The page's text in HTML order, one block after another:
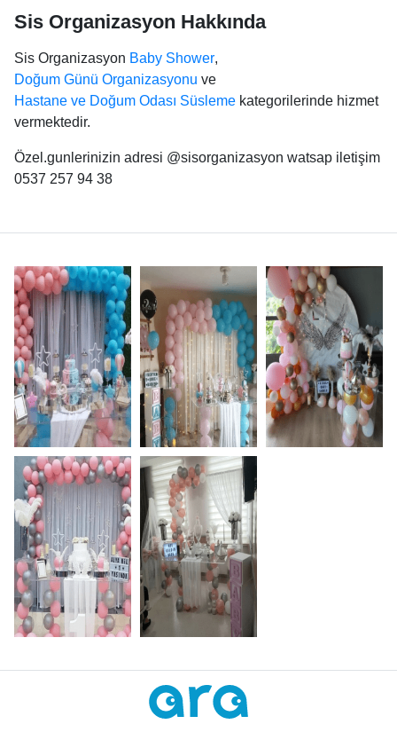
Sis Organizasyon Hakkında
Sis Organizasyon Baby Shower,
Doğum Günü Organizasyonu ve
Hastane ve Doğum Odası Süsleme kategorilerinde hizmet
vermektedir.
Özel.gunlerinizin adresi @sisorganizasyon watsap iletişim
0537 257 94 38